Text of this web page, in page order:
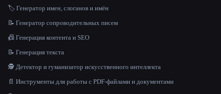
🏷️ Генератор имен, слоганов и имён
📝 Генератор сопроводительных писем
📠 Генерация контента и SEO
📝 Генерация текста
🕵️ Детектор и гуманизатор искусственного интеллекта
📄 Инструменты для работы с PDF-файлами и документами